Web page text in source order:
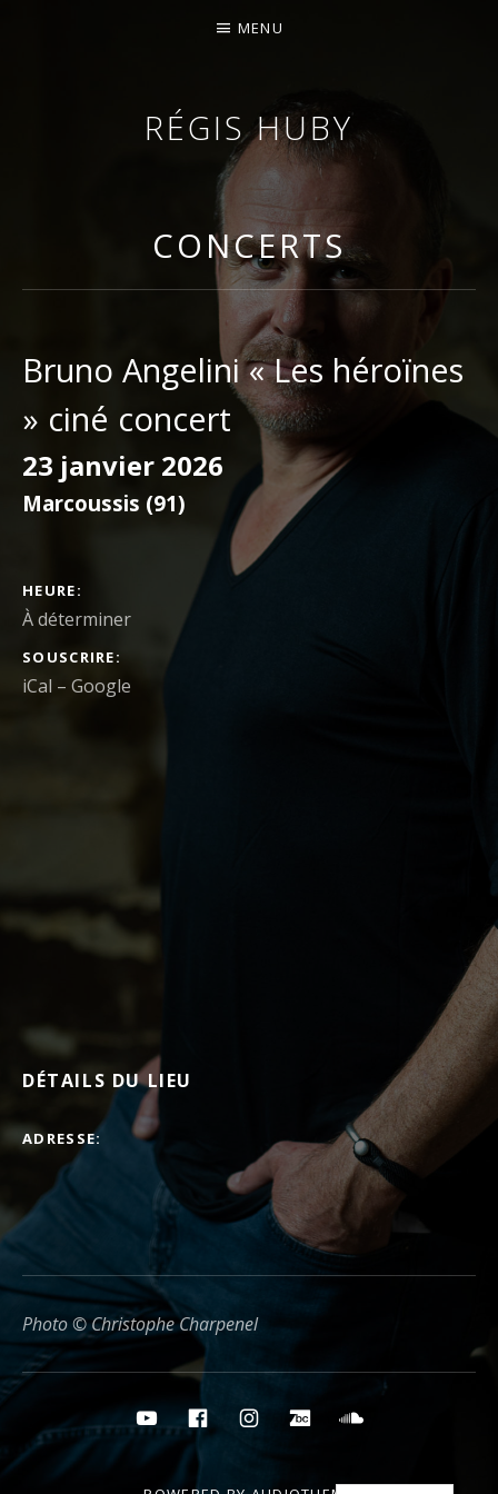
RÉGIS HUBY
VIOLONISTE – IMPROVISATEUR – COMPOSITEUR
MENU
CONCERTS
Bruno Angelini « Les héroïnes
» ciné concert
23 janvier 2026
Marcoussis (91)
DÉTAILS DU CONCERT
HEURE
À déterminer
SOUSCRIRE
iCal Google
DÉTAILS DU LIEU
ADRESSE
Photo © Christophe Charpenel
Boutons des médias sociaux
YouTubeFacebookInstagramBandcamp
Soundcloud